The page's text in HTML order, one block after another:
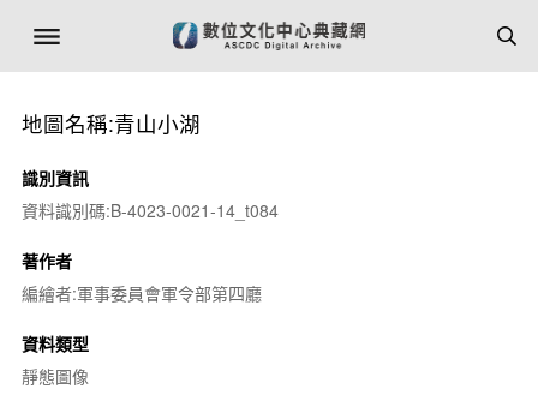
地圖名稱:青山小湖
識別資訊
資料識別碼:B-4023-0021-14_t084
著作者
編繪者:軍事委員會軍令部第四廳
資料類型
靜態圖像